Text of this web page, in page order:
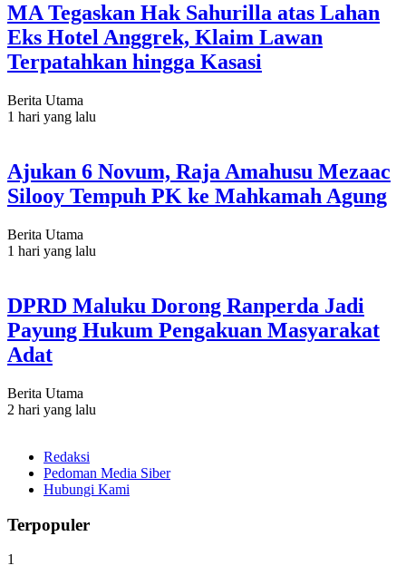
MA Tegaskan Hak Sahurilla atas Lahan
Eks Hotel Anggrek, Klaim Lawan
Terpatahkan hingga Kasasi
Berita Utama
1 hari yang lalu
Ajukan 6 Novum, Raja Amahusu Mezaac
Silooy Tempuh PK ke Mahkamah Agung
Berita Utama
1 hari yang lalu
DPRD Maluku Dorong Ranperda Jadi
Payung Hukum Pengakuan Masyarakat
Adat
Berita Utama
2 hari yang lalu
Redaksi
Pedoman Media Siber
Hubungi Kami
Terpopuler
1